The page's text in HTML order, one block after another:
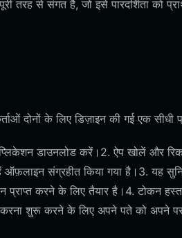
से संगत है, जो इसे पारदर्शिता को
दोनों के लिए डिज़ाइन की गई एक सीधी
डाउनलोड करें।2. ऐप खोलें और
संग्रहीत किया गया है।3. यह
करने के लिए तैयार है।4. टोकन
शुरू करने के लिए अपने पते को अपने